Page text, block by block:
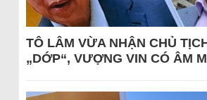
TÔ LÂM VỪA NHẬN CHỦ
„DỚP“, VƯỢNG VIN CÓ ÂM